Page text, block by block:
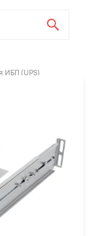
ИБП (UPS)